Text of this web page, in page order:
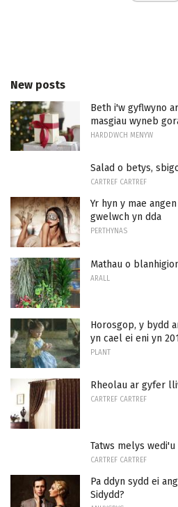
New posts
Beth i'w gyflwyno
masgiau wyneb
HARDDWCH MENYW
Salad o betys,
CARTREF CARTREF
Yr hyn y mae
gwelwch yn dda
PERTHYNAS
Mathau o
ARALL
Horosgop, y bydd
yn cael ei eni yn
PLANT
Rheolau ar gyfer
CARTREF CARTREF
Tatws melys
CARTREF CARTREF
Pa ddyn sydd ei
Sidydd?